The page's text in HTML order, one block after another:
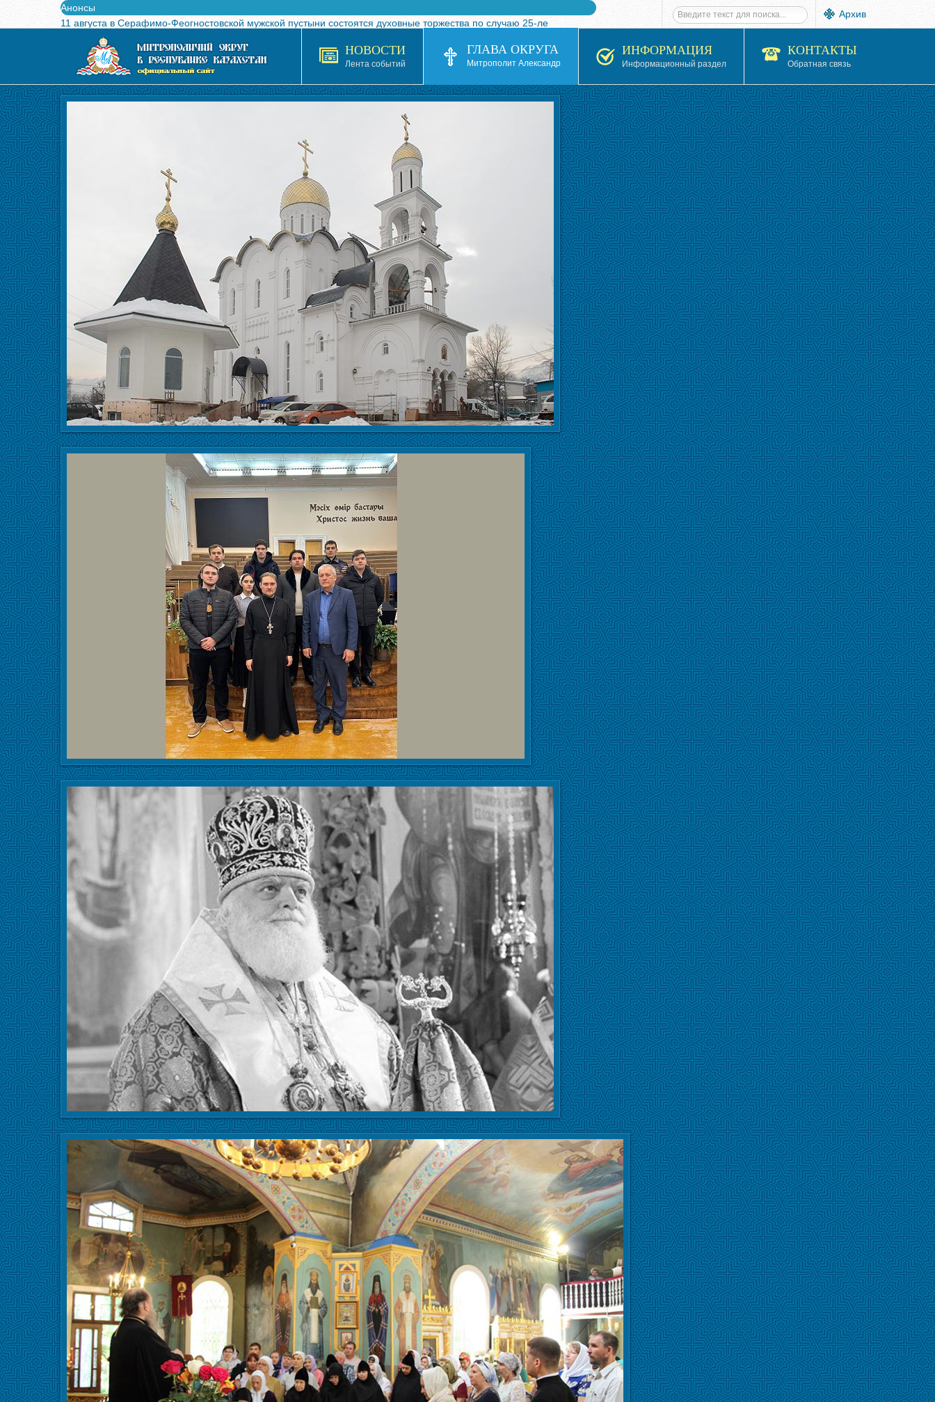
Анонсы
11 августа в Серафимо-Феогностовской мужской пустыни состоятся духовные торжества по случаю 25-ле
Выпущен в свет буклет о проведении Международного турнира по волейболу, посвященного 25-летию обр
Вышел в свет новый номер журнала «Свет Православия в Казахстане»
Вышла в свет монография «Управляющие Алма-Атинской епархией Русской Православной Церкви в 1927–19
Алма-Атинская духовная семинария объявляет прием документов на 2026-2027 учебный год
Архив
НОВОСТИ
Лента событий
ГЛАВА ОКРУГА
Митрополит Александр
ИНФОРМАЦИЯ
Информационный раздел
КОНТАКТЫ
Обратная связь